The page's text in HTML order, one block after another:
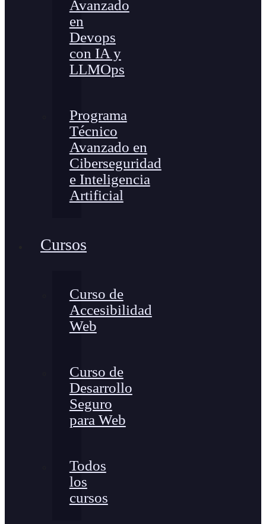
Avanzado
en
Devops
con IA y
LLMOps
Programa
Técnico
Avanzado en
Ciberseguridad
e Inteligencia
Artificial
Cursos
Curso de
Accesibilidad
Web
Curso de
Desarrollo
Seguro
para Web
Todos
los
cursos